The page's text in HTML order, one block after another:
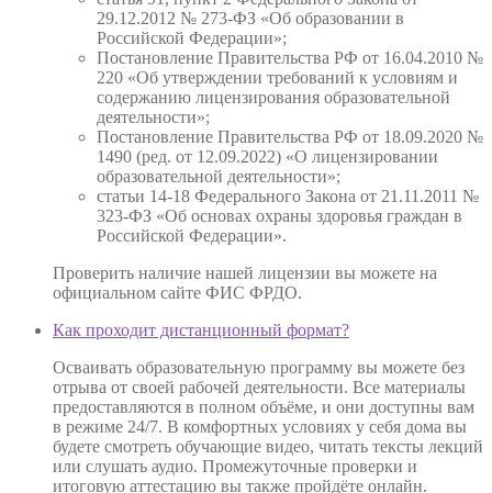
29.12.2012 № 273-ФЗ «Об образовании в
Российской Федерации»;
Постановление Правительства РФ от 16.04.2010 №
220 «Об утверждении требований к условиям и
содержанию лицензирования образовательной
деятельности»;
Постановление Правительства РФ от 18.09.2020 №
1490 (ред. от 12.09.2022) «О лицензировании
образовательной деятельности»;
статьи 14-18 Федерального Закона от 21.11.2011 №
323-ФЗ «Об основах охраны здоровья граждан в
Российской Федерации».
Проверить наличие нашей лицензии вы можете на
официальном сайте ФИС ФРДО.
Как проходит дистанционный формат?
Осваивать образовательную программу вы можете без
отрыва от своей рабочей деятельности. Все материалы
предоставляются в полном объёме, и они доступны вам
в режиме 24/7. В комфортных условиях у себя дома вы
будете смотреть обучающие видео, читать тексты лекций
или слушать аудио. Промежуточные проверки и
итоговую аттестацию вы также пройдёте онлайн.